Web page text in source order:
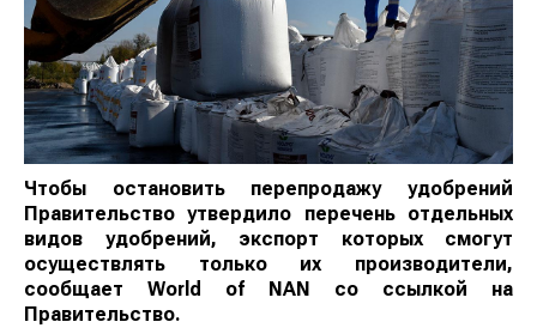
Чтобы остановить перепродажу удобрений
Правительство утвердило перечень отдельных
видов удобрений, экспорт которых смогут
осуществлять только их производители,
сообщает World of NAN
со ссылкой на
Правительство.